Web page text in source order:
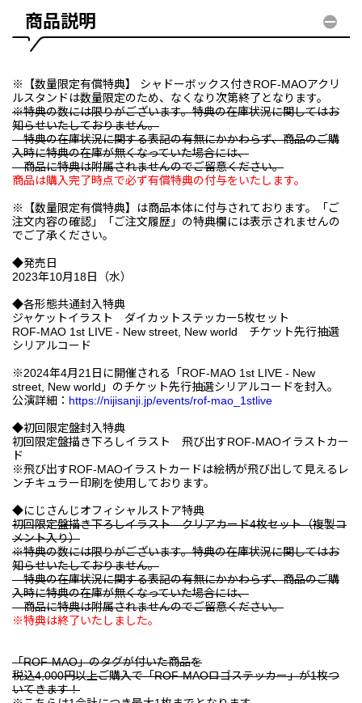
商品説明
※【数量限定有償特典】 シャドーボックス付きROF-MAOアクリ
ルスタンドは数量限定のため、なくなり次第終了となります。
※特典の数には限りがございます。特典の在庫状況に関してはお
知らせいたしておりません。
特典の在庫状況に関する表記の有無にかかわらず、商品のご購
入時に特典の在庫が無くなっていた場合には、
商品に特典は附属されませんのでご留意ください。
商品は購入完了時点で必ず有償特典の付与をいたします。
※【数量限定有償特典】は商品本体に付与されております。「ご
注文内容の確認」「ご注文履歴」の特典欄には表示されませんの
でご了承ください。
◆発売日
2023年10月18日（水）
◆各形態共通封入特典
ジャケットイラスト ダイカットステッカー5枚セット
ROF-MAO 1st LIVE - New street, New world チケット先行抽選
シリアルコード
※2024年4月21日に開催される「ROF-MAO 1st LIVE - New
street, New world」のチケット先行抽選シリアルコードを封入。
公演詳細： https://nijisanji.jp/events/rof-mao_1stlive
◆初回限定盤封入特典
初回限定盤描き下ろしイラスト 飛び出すROF-MAOイラストカー
ド
※飛び出すROF-MAOイラストカードは絵柄が飛び出して見えるレ
ンチキュラー印刷を使用しております。
◆にじさんじオフィシャルストア特典
初回限定盤描き下ろしイラスト クリアカード4枚セット（複製コ
メント入り）
※特典の数には限りがございます。特典の在庫状況に関してはお
知らせいたしておりません。
特典の在庫状況に関する表記の有無にかかわらず、商品のご購
入時に特典の在庫が無くなっていた場合には、
商品に特典は附属されませんのでご留意ください。
※特典は終了いたしました。
「ROF-MAO」のタグが付いた商品を
税込4,000円以上ご購入で「ROF-MAOロゴステッカー」が1枚つ
いてきます！